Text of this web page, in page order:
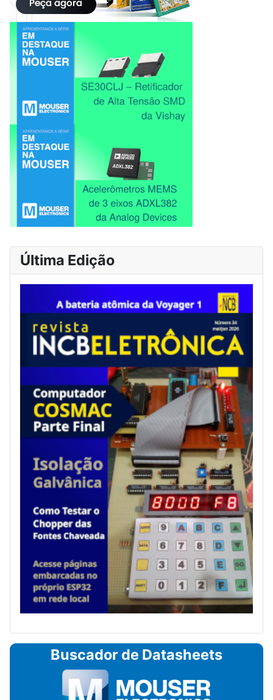
Última Edição
Buscador de Datasheets